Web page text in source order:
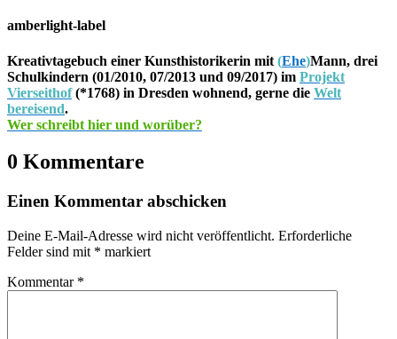
amberlight-label
Kreativtagebuch einer Kunsthistorikerin mit (Ehe)Mann, drei
Schulkindern (01/2010, 07/2013 und 09/2017) im Projekt
Vierseithof(*1768) in Dresden wohnend, gerne die Welt
bereisend.
Wer schreibt hier und worüber?
0 Kommentare
Einen Kommentar abschicken
Deine E-Mail-Adresse wird nicht veröffentlicht. Erforderliche
Felder sind mit * markiert
Kommentar *